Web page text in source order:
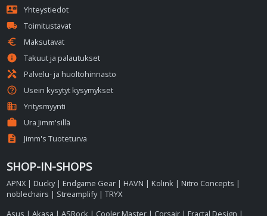
contact_mail
Yhteystiedot
local_shipping
Toimitustavat
euro
Maksutavat
info
Takuut ja palautukset
handyman
Palvelu- ja huoltohinnasto
help_outline
Usein kysytyt kysymykset
business
Yritysmyynti
work
Ura Jimm'sillä
description
Jimm's Tuoteturva
SHOP-IN-SHOPS
APNX | Ducky| Endgame Gear | HAVN | Kolink | Nitro Concepts |
noblechairs | Streamplify|TRYX
Asus |Akasa |ASRock | Cooler Master | Corsair | Fractal Design |